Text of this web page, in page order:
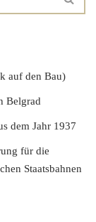
auf den Bau)
Belgrad
dem Jahr 1937
für die
Staatsbahnen